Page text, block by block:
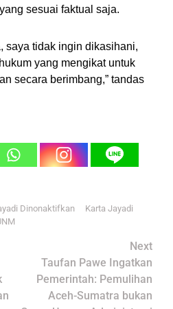
sesuai faktual saja.
saya tidak ingin dikasihani,
yang mengikat untuk
secara berimbang,” tandas
Dinonaktifkan
Karta Jayadi
Next
Taufan Pawe Ingatkan
Pemerintah: Pemulihan
Aceh-Sumatra bukan